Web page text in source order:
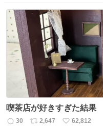
数
ス
数
数
喫茶店が好きすぎた結果
返
30
リ
2,647
い
62,812